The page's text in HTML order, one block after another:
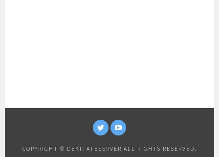
COPYRIGHT © DEKITATESERVER ALL RIGHTS RESERVED.